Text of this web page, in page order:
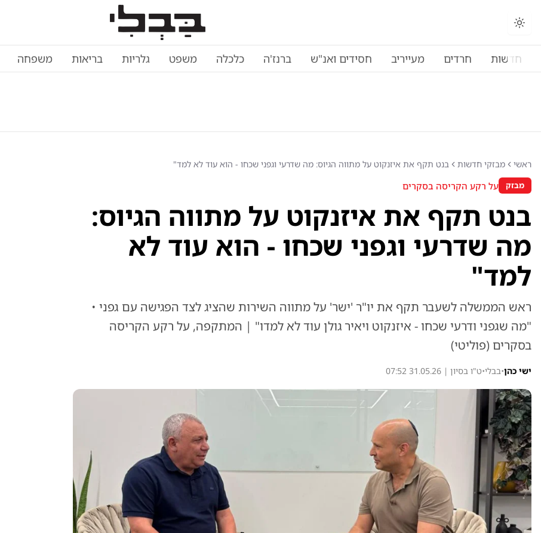
חדשות חרדים מעייריב חסידים ואנ"ש ברנז'ה כלכלה משפט גלריות בריאות משפחה
ראשי מבזקי חדשות בנט תקף את איזנקוט על מתווה הגיוס: מה שדרעי וגפני שכחו - הוא עוד לא למד"
מבזק על רקע הקריסה בסקרים
בנט תקף את איזנקוט על מתווה הגיוס:
מה שדרעי וגפני שכחו - הוא עוד לא
למד"
ראש הממשלה לשעבר תקף את יו"ר 'ישר' על מתווה השירות שהציג לצד הפגישה עם גפני •
"מה שגפני ודרעי שכחו - איזנקוט ויאיר גולן עוד לא למדו" | המתקפה, על רקע הקריסה
בסקרים (פוליטי)
ישי כהן•בבלי•ט"ו בסיון | 31.05.26 07:52